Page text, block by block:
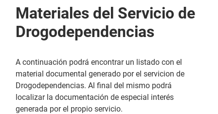
Materiales del Servicio de
Drogodependencias
A continuación podrá encontrar un listado con el
material documental generado por el servicion de
Drogodependencias. Al final del mismo podrá
localizar la documentación de especial interés
generada por el propio servicio.